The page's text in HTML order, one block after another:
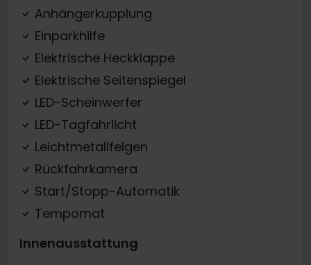
Anhängerkupplung
Einparkhilfe
Elektrische Heckklappe
Elektrische Seitenspiegel
LED-Scheinwerfer
LED-Tagfahrlicht
Leichtmetallfelgen
Rückfahrkamera
Start/Stopp-Automatik
Tempomat
Innenausstattung